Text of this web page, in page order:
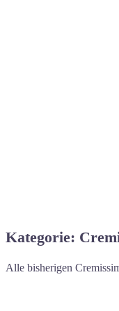
Kategorie:
Alle bisherigen